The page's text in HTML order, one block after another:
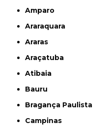
Amparo
Araraquara
Araras
Araçatuba
Atibaia
Bauru
Bragança Paulista
Campinas